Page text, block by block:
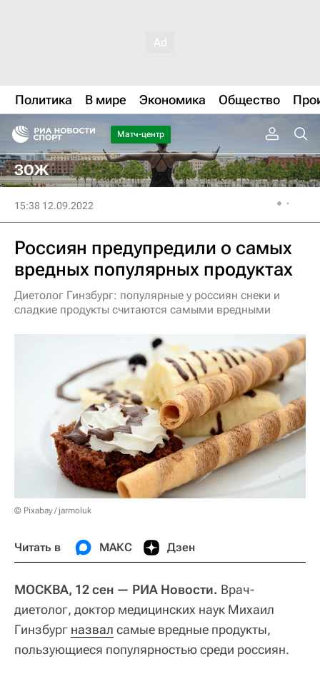
Политика В мире Экономика Общество
Матч-центр
ЗОЖ
15:38 12.09.2022
Россиян предупредили о самых
вредных популярных продуктах
Диетолог Гинзбург: популярные у россиян снеки и
сладкие продукты считаются самыми вредными
© Pixabay / jarmoluk
Читать в МАКС Дзен
МОСКВА, 12 сен — РИА Новости. Врач-
диетолог, доктор медицинских наук Михаил
Гинзбург назвал самые вредные продукты,
пользующиеся популярностью среди россиян.